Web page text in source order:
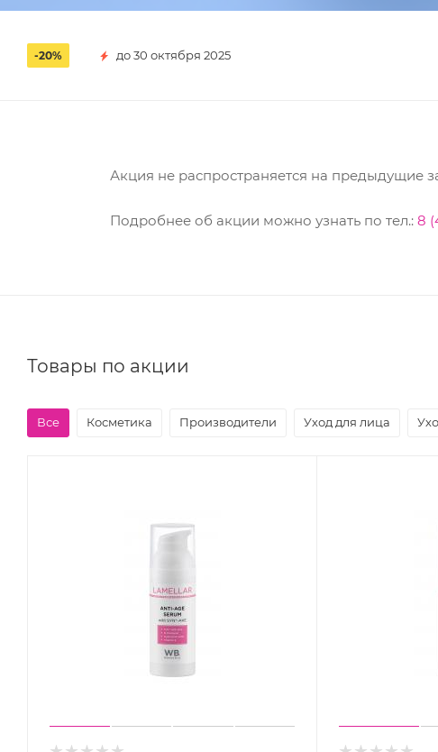
-20% до 30 октября 2025
Акция не распространяется на предыдущие
Подробнее об акции можно узнать по тел.: 8
Товары по акции
Все Косметика Производители Уход для лица